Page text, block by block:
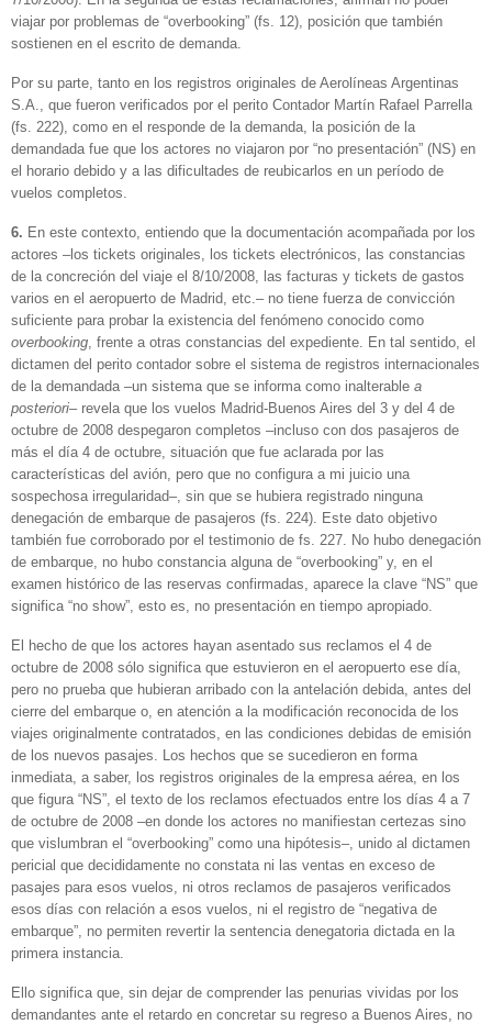
viajar por problemas de “overbooking” (fs. 12), posición que también
sostienen en el escrito de demanda.
Por su parte, tanto en los registros originales de Aerolíneas Argentinas
S.A., que fueron verificados por el perito Contador Martín Rafael Parrella
(fs. 222), como en el responde de la demanda, la posición de la
demandada fue que los actores no viajaron por “no presentación” (NS) en
el horario debido y a las dificultades de reubicarlos en un período de
vuelos completos.
6. En este contexto, entiendo que la documentación acompañada por los
actores –los tickets originales, los tickets electrónicos, las constancias
de la concreción del viaje el 8/10/2008, las facturas y tickets de gastos
varios en el aeropuerto de Madrid, etc.– no tiene fuerza de convicción
suficiente para probar la existencia del fenómeno conocido como
overbooking , frente a otras constancias del expediente. En tal sentido, el
dictamen del perito contador sobre el sistema de registros internacionales
de la demandada –un sistema que se informa como inalterable a
posteriori– revela que los vuelos Madrid-Buenos Aires del 3 y del 4 de
octubre de 2008 despegaron completos –incluso con dos pasajeros de
más el día 4 de octubre, situación que fue aclarada por las
características del avión, pero que no configura a mi juicio una
sospechosa irregularidad–, sin que se hubiera registrado ninguna
denegación de embarque de pasajeros (fs. 224). Este dato objetivo
también fue corroborado por el testimonio de fs. 227. No hubo denegación
de embarque, no hubo constancia alguna de “overbooking” y, en el
examen histórico de las reservas confirmadas, aparece la clave “NS” que
significa “no show”, esto es, no presentación en tiempo apropiado.
El hecho de que los actores hayan asentado sus reclamos el 4 de
octubre de 2008 sólo significa que estuvieron en el aeropuerto ese día,
pero no prueba que hubieran arribado con la antelación debida, antes del
cierre del embarque o, en atención a la modificación reconocida de los
viajes originalmente contratados, en las condiciones debidas de emisión
de los nuevos pasajes. Los hechos que se sucedieron en forma
inmediata, a saber, los registros originales de la empresa aérea, en los
que figura “NS”, el texto de los reclamos efectuados entre los días 4 a 7
de octubre de 2008 –en donde los actores no manifiestan certezas sino
que vislumbran el “overbooking” como una hipótesis–, unido al dictamen
pericial que decididamente no constata ni las ventas en exceso de
pasajes para esos vuelos, ni otros reclamos de pasajeros verificados
esos días con relación a esos vuelos, ni el registro de “negativa de
embarque”, no permiten revertir la sentencia denegatoria dictada en la
primera instancia.
Ello significa que, sin dejar de comprender las penurias vividas por los
demandantes ante el retardo en concretar su regreso a Buenos Aires, no